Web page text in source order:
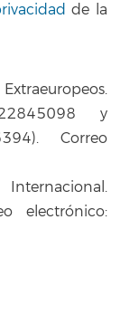
de la
y
Correo
electrónico: